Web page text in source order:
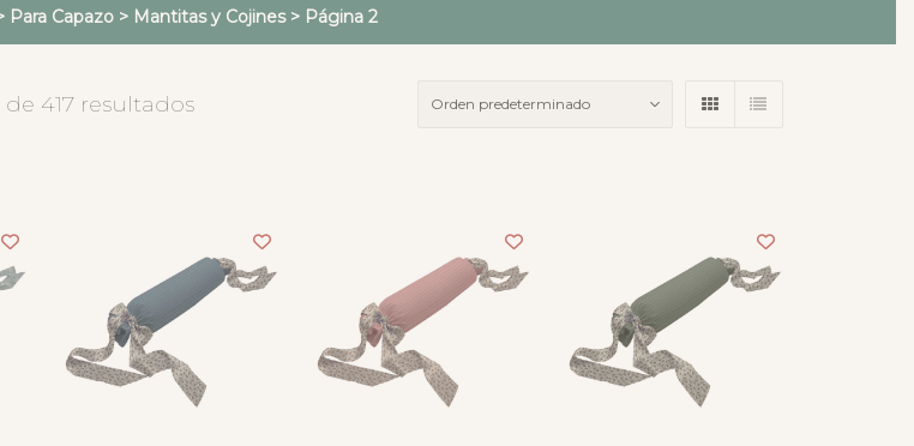
Para Capazo> Mantitas y Cojines> Página 2
417 resultados